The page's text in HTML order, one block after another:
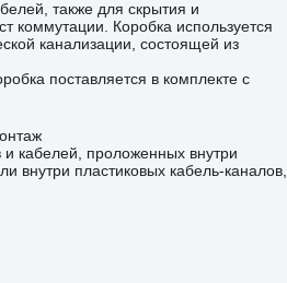
также для скрытия и
коммутации. Коробка используется
канализации, состоящей из
поставляется в комплекте с
кабелей, проложенных внутри
внутри пластиковых кабель-каналов,